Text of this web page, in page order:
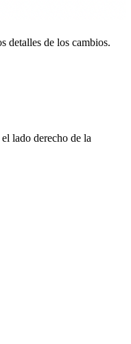
detalles de los cambios.
lado derecho de la